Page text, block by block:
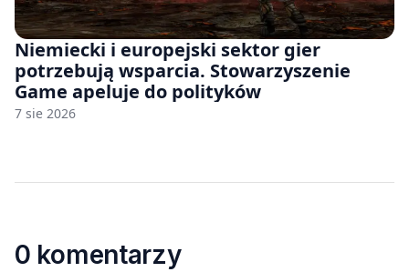
Niemiecki i europejski sektor gier
potrzebują wsparcia. Stowarzyszenie
Game apeluje do polityków
7 sie 2026
0 komentarzy